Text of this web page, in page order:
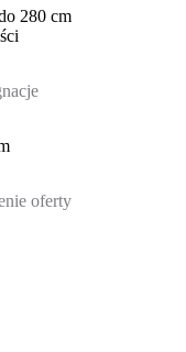
280 cm
oferty